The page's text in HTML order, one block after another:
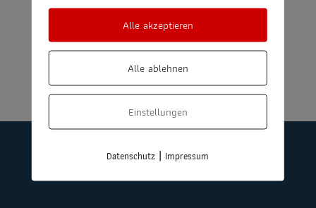
Herausforderung:
Didaktik fürs Lernenn 4.0
Alle akzeptieren
Alle ablehnen
Einstellungen
Datenschutz | Impressum